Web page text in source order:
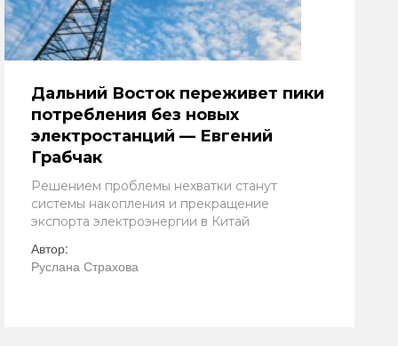
Дальний Восток переживет пики
потребления без новых
электростанций — Евгений
Грабчак
Решением проблемы нехватки станут
системы накопления и прекращение
экспорта электроэнергии в Китай
Автор:
Руслана Страхова